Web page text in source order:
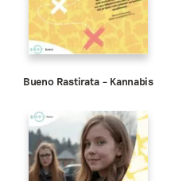
Bueno Rastirata – Kannabis